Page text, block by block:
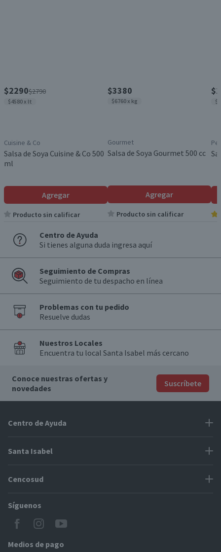
$2290$2790
$4580 x lt
Cuisine & Co
Salsa de Soya Cuisine & Co 500
ml
Agregar
Producto sin calificar
$3380
$6760 x kg
Gourmet
Salsa de Soya Gourmet 500 cc
Agregar
Producto sin calificar
Centro de Ayuda
Si tienes alguna duda ingresa aquí
Seguimiento de Compras
Seguimiento de tu despacho en línea
Problemas con tu pedido
Resuelve dudas
Nuestros Locales
Encuentra tu local Santa Isabel más cercano
Conoce nuestras ofertas y
novedades
Suscríbete
Centro de Ayuda
Problemas con tu pedido
Cómo modificar mis datos
Modos de entrega y cobertura
Locales Santa Isabel
Santa Isabel
Proveedores
CyberDay
BlackFriday
Cencosud
Paris
Jumbo
Easy
Síguenos
Medios de pago